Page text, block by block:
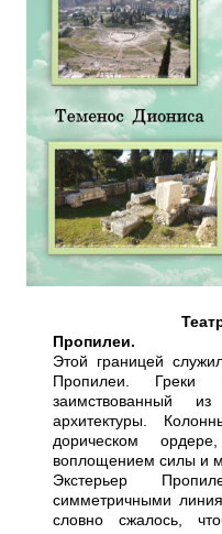
Пропилеи.
Этой границей
Пропилеи. Греки
заимствованный из
архитектуры.
дорическом
воплощением силы и
Экстерьер
симметричными
словно сжалось,